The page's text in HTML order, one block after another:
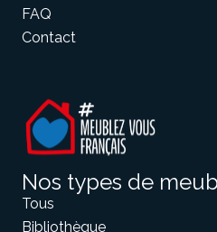
FAQ
Contact
Nos types de
Tous
Bibliothèque